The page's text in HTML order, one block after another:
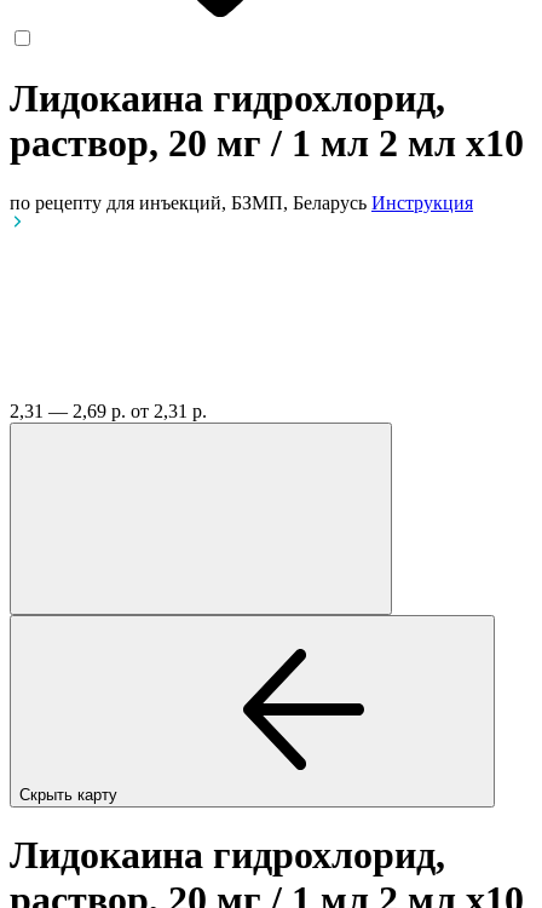
Лидокаина гидрохлорид,
раствор, 20 мг / 1 мл 2 мл x10
по рецепту для инъекций, БЗМП, Беларусь Инструкция
2,31 — 2,69 р. от 2,31 р.
Скрыть карту
Лидокаина гидрохлорид,